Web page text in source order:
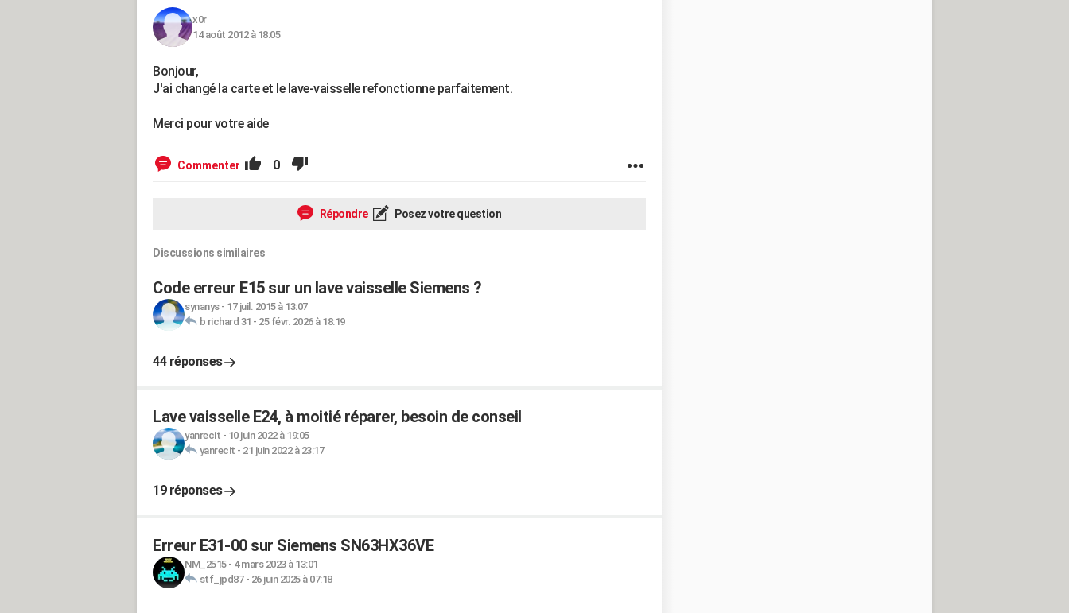
x0r
14 août 2012 à 18:05
Bonjour,
J'ai changé la carte et le lave-vaisselle refonctionne parfaitement.
Merci pour votre aide
Commenter 0
Répondre Posez votre question
Discussions similaires
Code erreur E15 sur un lave vaisselle Siemens ?
synanys- 17 juil. 2015 à 13:07
b richard 31 - 25 févr. 2026 à 18:19
44 réponses
Lave vaisselle E24, à moitié réparer, besoin de conseil
yanrecit - 10 juin 2022 à 19:05
yanrecit - 21 juin 2022 à 23:17
19 réponses
Erreur E31-00 sur Siemens SN63HX36VE
NM_2515- 4 mars 2023 à 13:01
stf_jpd87- 26 juin 2025 à 07:18